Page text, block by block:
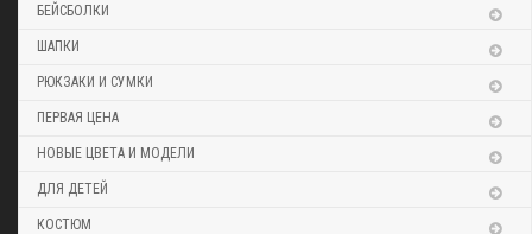
БЕЙСБОЛКИ
ШАПКИ
РЮКЗАКИ И СУМКИ
ПЕРВАЯ ЦЕНА
НОВЫЕ ЦВЕТА И МОДЕЛИ
ДЛЯ ДЕТЕЙ
КОСТЮМ